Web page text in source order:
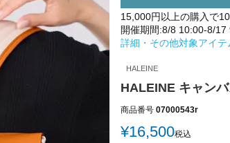
15,000円以上の購入で
開催期間:8/8 10:00-8/17
詳細・その他対象アイテ
HALEINE
HALEINE キャン
商品番号 07000543r
¥16,500税込